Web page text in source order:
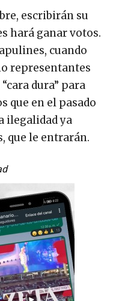
escribirán su
hará ganar votos.
cuando
representantes
dura” para
que en el pasado
ilegalidad ya
que le entrarán.